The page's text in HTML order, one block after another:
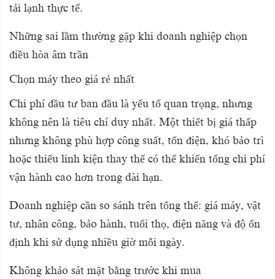
tải lạnh thực tế.
Những sai lầm thường gặp khi doanh nghiệp chọn
điều hòa âm trần
Chọn máy theo giá rẻ nhất
Chi phí đầu tư ban đầu là yếu tố quan trọng, nhưng
không nên là tiêu chí duy nhất. Một thiết bị giá thấp
nhưng không phù hợp công suất, tốn điện, khó bảo trì
hoặc thiếu linh kiện thay thế có thể khiến tổng chi phí
vận hành cao hơn trong dài hạn.
Doanh nghiệp cần so sánh trên tổng thể: giá máy, vật
tư, nhân công, bảo hành, tuổi thọ, điện năng và độ ổn
định khi sử dụng nhiều giờ mỗi ngày.
Không khảo sát mặt bằng trước khi mua